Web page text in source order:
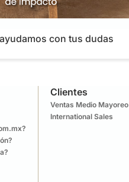
con tus dudas
Clientes
Ventas Medio Mayoreo
International Sales